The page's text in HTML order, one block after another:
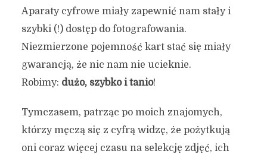
Aparaty cyfrowe miały zapewnić nam stały i
szybki (!) dostęp do fotografowania.
Niezmierzone pojemność kart stać się miały
gwarancją, że nic nam nie ucieknie.
Robimy: dużo, szybko i tanio!
Tymczasem, patrząc po moich znajomych,
którzy męczą się z cyfrą widzę, że pożytkują
oni coraz więcej czasu na selekcję zdjęć, ich